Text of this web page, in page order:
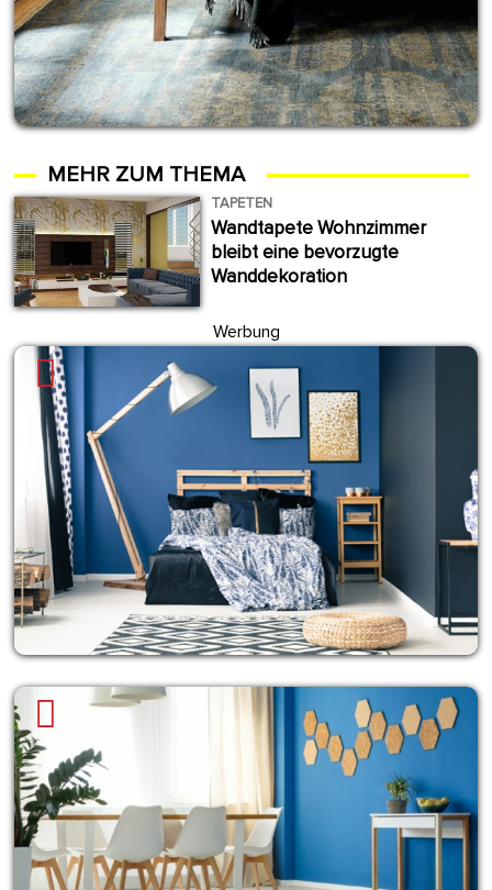
MEHR ZUM THEMA
TAPETEN
Wandtapete Wohnzimmer
bleibt eine bevorzugte
Wanddekoration
Werbung